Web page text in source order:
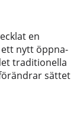
en
nytt öppna-
traditionella
sättet